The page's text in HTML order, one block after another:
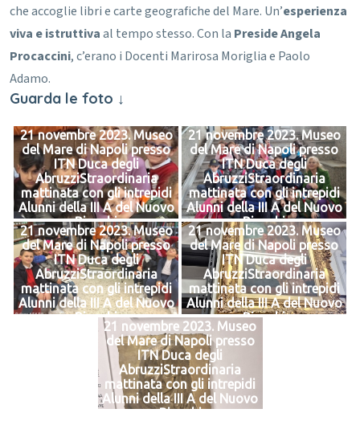
che accoglie libri e carte geografiche del Mare. Un’esperienza
viva e istruttivaal tempo stesso.Con la Preside Angela
Procaccini, c’erano i Docenti Marirosa Moriglia e Paolo
Adamo.
Guarda le foto ↓
21 novembre 2023. Museo
del Mare di Napoli presso
ITN Duca degli
AbruzziStraordinaria
mattinata con gli intrepidi
Alunni della III A del Nuovo
Bianchi
21 novembre 2023. Museo
del Mare di Napoli presso
ITN Duca degli
AbruzziStraordinaria
mattinata con gli intrepidi
Alunni della III A del Nuovo
Bianchi
21 novembre 2023. Museo
del Mare di Napoli presso
ITN Duca degli
AbruzziStraordinaria
mattinata con gli intrepidi
Alunni della III A del Nuovo
Bianchi
21 novembre 2023. Museo
del Mare di Napoli presso
ITN Duca degli
AbruzziStraordinaria
mattinata con gli intrepidi
Alunni della III A del Nuovo
Bianchi
21 novembre 2023. Museo
del Mare di Napoli presso
ITN Duca degli
AbruzziStraordinaria
mattinata con gli intrepidi
Alunni della III A del Nuovo
Bianchi